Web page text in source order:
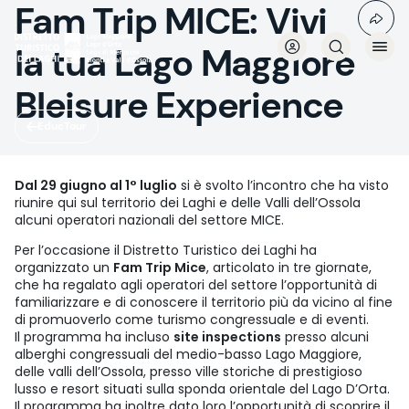
Salta
principale
Fam Trip MICE: Vivi
la tua Lago Maggiore
Bleisure Experience
Dal 29 giugno al 1° luglio si è svolto l’incontro che ha visto
riunire qui sul territorio dei Laghi e delle Valli dell’Ossola
alcuni operatori nazionali del settore MICE.
Per l’occasione il Distretto Turistico dei Laghi ha
organizzato un Fam Trip Mice, articolato in tre giornate,
che ha regalato agli operatori del settore l’opportunità di
familiarizzare e di conoscere il territorio più da vicino al fine
di promuoverlo come turismo congressuale e di eventi.
Il programma ha incluso site inspections presso alcuni
alberghi congressuali del medio-basso Lago Maggiore,
delle valli dell’Ossola, presso ville storiche di prestigioso
lusso e resort situati sulla sponda orientale del Lago D’Orta.